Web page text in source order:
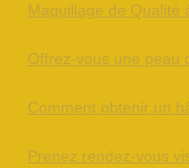
Maquillage de Qualité
Offrez-vous une peau
Comment obtenir un
Prenez rendez-vous